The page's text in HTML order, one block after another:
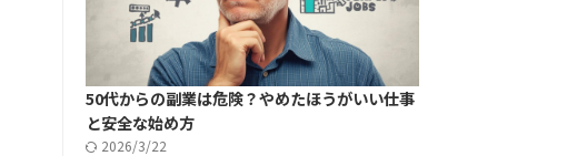
50代からの副業は危険？やめたほうがいい仕事
と安全な始め方
2026/3/22